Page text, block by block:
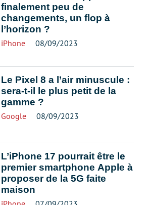
finalement peu de
changements, un flop à
l’horizon ?
iPhone 08/09/2023
Le Pixel 8 a l’air minuscule :
sera-t-il le plus petit de la
gamme ?
Google 08/09/2023
L’iPhone 17 pourrait être le
premier smartphone Apple à
proposer de la 5G faite
maison